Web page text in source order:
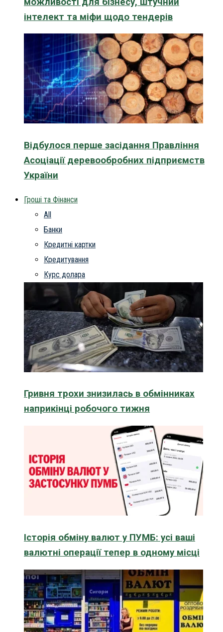
інтелект та міфи щодо тендерів
Відбулося перше засідання Правління
Асоціації деревообробних підприємств
України
Гроші та Фінанси
All
Банки
Кредитні картки
Кредитування
Курс долара
Гривня трохи знизилась в обмінниках
наприкінці робочого тижня
Історія обміну валют у ПУМБ: усі ваші
валютні операції тепер в одному місці